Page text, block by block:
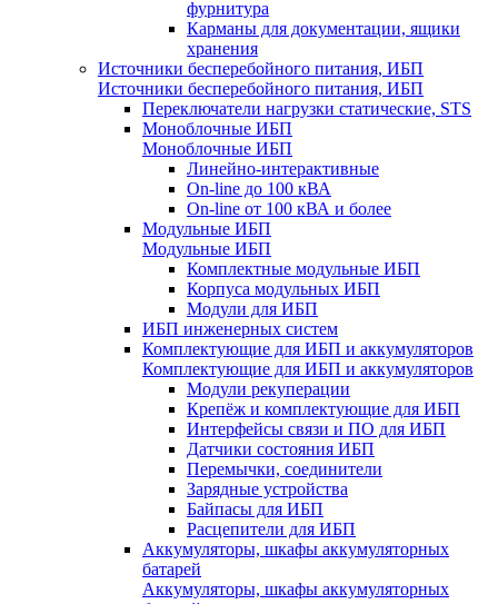
фурнитура
Карманы для документации, ящики
хранения
Источники бесперебойного питания, ИБП
Источники бесперебойного питания, ИБП
Переключатели нагрузки статические, STS
Моноблочные ИБП
Моноблочные ИБП
Линейно-интерактивные
On-line до 100 кВА
On-line от 100 кВА и более
Модульные ИБП
Модульные ИБП
Комплектные модульные ИБП
Корпуса модульных ИБП
Модули для ИБП
ИБП инженерных систем
Комплектующие для ИБП и аккумуляторов
Комплектующие для ИБП и аккумуляторов
Модули рекуперации
Крепёж и комплектующие для ИБП
Интерфейсы связи и ПО для ИБП
Датчики состояния ИБП
Перемычки, соединители
Зарядные устройства
Байпасы для ИБП
Расцепители для ИБП
Аккумуляторы, шкафы аккумуляторных
батарей
Аккумуляторы, шкафы аккумуляторных